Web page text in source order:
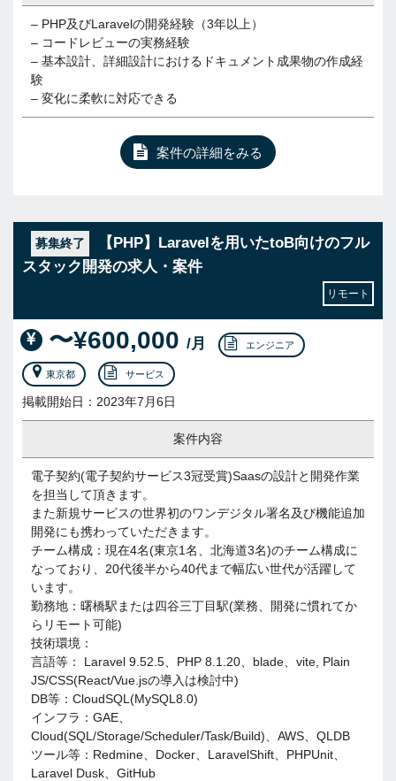
– PHP及びLaravelの開発経験（3年以上）
– コードレビューの実務経験
– 基本設計、詳細設計におけるドキュメント成果物の作成経
験
– 変化に柔軟に対応できる
案件の詳細をみる
募集終了
【PHP】Laravelを用いたtoB向けのフル
スタック開発の求人・案件
リモート
〜¥600,000 /月 エンジニア
東京都 サービス
掲載開始日：2023年7月6日
案件内容
電子契約(電子契約サービス3冠受賞)Saasの設計と開発作業
を担当して頂きます。
また新規サービスの世界初のワンデジタル署名及び機能追加
開発にも携わっていただきます。
チーム構成：現在4名(東京1名、北海道3名)のチーム構成に
なっており、20代後半から40代まで幅広い世代が活躍して
います。
勤務地：曙橋駅または四谷三丁目駅(業務、開発に慣れてか
らリモート可能)
技術環境：
言語等： Laravel 9.52.5、PHP 8.1.20、blade、vite, Plain
JS/CSS(React/Vue.jsの導入は検討中)
DB等：CloudSQL(MySQL8.0)
インフラ：GAE、
Cloud(SQL/Storage/Scheduler/Task/Build)、AWS、QLDB
ツール等：Redmine、Docker、LaravelShift、PHPUnit、
Laravel Dusk、GitHub